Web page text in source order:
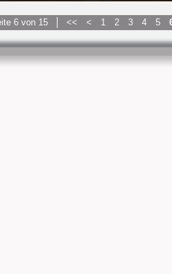
6 von 15 << < 1 2 3 4 5